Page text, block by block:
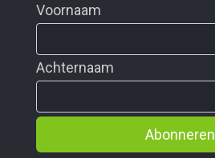
Voornaam
Achternaam
Abonneren